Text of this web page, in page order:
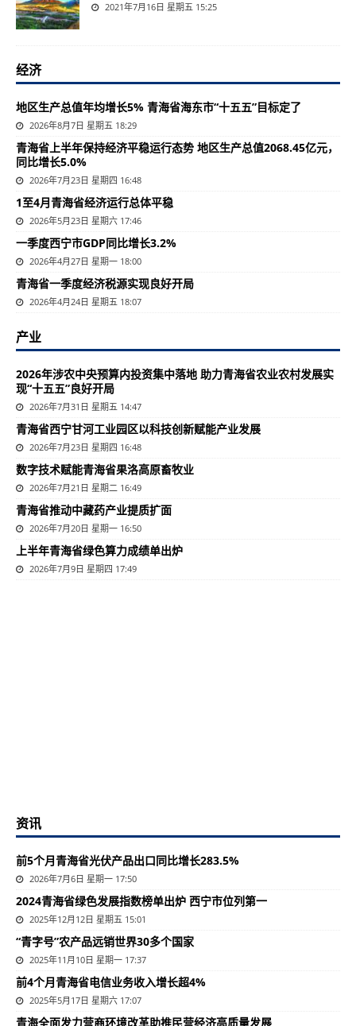
2021年7月16日 星期五 15:25
经济
地区生产总值年均增长5% 青海省海东市“十五五”目标定了
2026年8月7日 星期五 18:29
青海省上半年保持经济平稳运行态势 地区生产总值2068.45亿元，
同比增长5.0%
2026年7月23日 星期四 16:48
1至4月青海省经济运行总体平稳
2026年5月23日 星期六 17:46
一季度西宁市GDP同比增长3.2%
2026年4月27日 星期一 18:00
青海省一季度经济税源实现良好开局
2026年4月24日 星期五 18:07
产业
2026年涉农中央预算内投资集中落地 助力青海省农业农村发展实
现“十五五”良好开局
2026年7月31日 星期五 14:47
青海省西宁甘河工业园区以科技创新赋能产业发展
2026年7月23日 星期四 16:48
数字技术赋能青海省果洛高原畜牧业
2026年7月21日 星期二 16:49
青海省推动中藏药产业提质扩面
2026年7月20日 星期一 16:50
上半年青海省绿色算力成绩单出炉
2026年7月9日 星期四 17:49
资讯
前5个月青海省光伏产品出口同比增长283.5%
2026年7月6日 星期一 17:50
2024青海省绿色发展指数榜单出炉 西宁市位列第一
2025年12月12日 星期五 15:01
“青字号”农产品远销世界30多个国家
2025年11月10日 星期一 17:37
前4个月青海省电信业务收入增长超4%
2025年5月17日 星期六 17:07
​青海全面发力营商环境改革助推民营经济高质量发展